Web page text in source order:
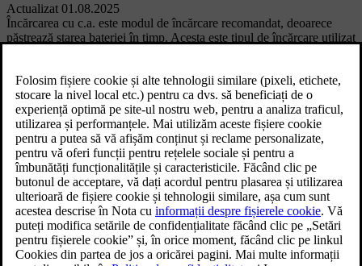
Actualizat 01.08.2025
Încărcarea cu c.a. este modul de încărcare recomandat, deoarece
păstrează starea bateriei în timp. Acesta este tipul de încărcare utilizat
recomandăm utilizarea periodică a unei prize domestice; aceasta este
potrivită numai pentru încărcarea ocazională.